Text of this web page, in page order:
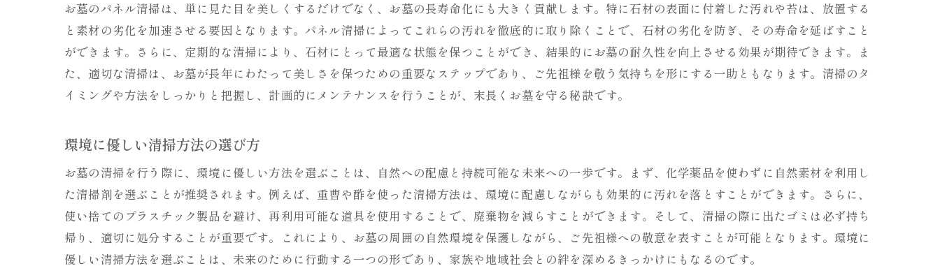
自然環境からお墓を守る具体的な方法
専門的な清掃とメンテナンスの連携
劣化が進行する前に行うべき対応
お墓の美化が家族の心に与える影響とは
整然としたお墓が与える安心感
美化活動を通じた家族間のコミュニケーション
お墓が家族にとっての癒しの場となる理由
お墓の美しさがもたらす精神的な充足感
パネル清掃でお墓を清潔に保つための最先端技術
お墓のパネル清掃は、単に見た目を美しくするだけでなく、お墓の長寿命化にも大きく貢献します。特に石材の表面に付着した汚れや苔は、放置する
と素材の劣化を加速させる要因となります。パネル清掃によってこれらの汚れを徹底的に取り除くことで、石材の劣化を防ぎ、その寿命を延ばすこと
ができます。さらに、定期的な清掃により、石材にとって最適な状態を保つことができ、結果的にお墓の耐久性を向上させる効果が期待できます。ま
た、適切な清掃は、お墓が長年にわたって美しさを保つための重要なステップであり、ご先祖様を敬う気持ちを形にする一助ともなります。清掃のタ
イミングや方法をしっかりと把握し、計画的にメンテナンスを行うことが、末長くお墓を守る秘訣です。
環境に優しい清掃方法の選び方
お墓の清掃を行う際に、環境に優しい方法を選ぶことは、自然への配慮と持続可能な未来への一歩です。まず、化学薬品を使わずに自然素材を利用し
た清掃剤を選ぶことが推奨されます。例えば、重曹や酢を使った清掃方法は、環境に配慮しながらも効果的に汚れを落とすことができます。さらに、
使い捨てのプラスチック製品を避け、再利用可能な道具を使用することで、廃棄物を減らすことができます。そして、清掃の際に出たゴミは必ず持ち
帰り、適切に処分することが重要です。これにより、お墓の周囲の自然環境を保護しながら、ご先祖様への敬意を表すことが可能となります。環境に
優しい清掃方法を選ぶことは、未来のために行動する一つの形であり、家族や地域社会との絆を深めるきっかけにもなるのです。